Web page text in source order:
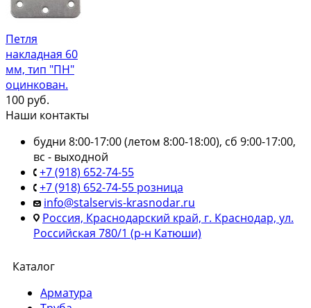
Петля
накладная 60
мм, тип "ПН"
оцинкован.
100 руб.
Наши контакты
будни 8:00-17:00 (летом 8:00-18:00), сб 9:00-17:00,
вс - выходной
+7 (918) 652-74-55
+7 (918) 652-74-55 розница
info@stalservis-krasnodar.ru
Россия, Краснодарский край, г. Краснодар, ул.
Российская 780/1 (р-н Катюши)
Каталог
Арматура